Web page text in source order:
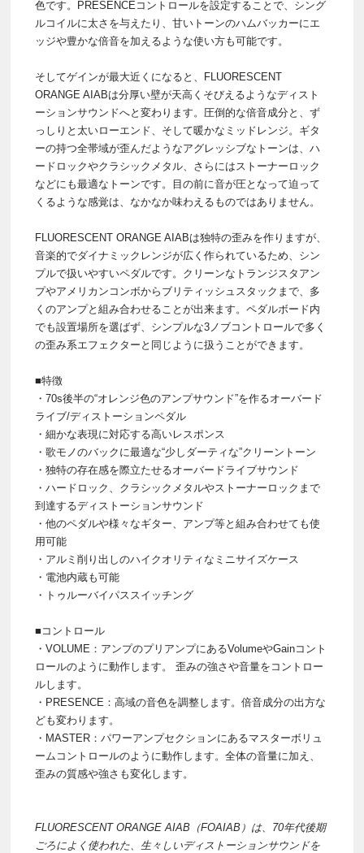
色です。PRESENCEコントロールを設定することで、シング
ルコイルに太さを与えたり、甘いトーンのハムバッカーにエ
ッジや豊かな倍音を加えるような使い方も可能です。
そしてゲインが最大近くになると、FLUORESCENT
ORANGE AIABは分厚い壁が天高くそびえるようなディスト
ーションサウンドへと変わります。圧倒的な倍音成分と、ず
っしりと太いローエンド、そして暖かなミッドレンジ。ギタ
ーの持つ全帯域が歪んだようなアグレッシブなトーンは、ハ
ードロックやクラシックメタル、さらにはストーナーロック
などにも最適なトーンです。目の前に音が圧となって迫って
くるような感覚は、なかなか味わえるものではありません。
FLUORESCENT ORANGE AIABは独特の歪みを作りますが、
音楽的でダイナミックレンジが広く作られているため、シン
プルで扱いやすいペダルです。クリーンなトランジスタアン
プやアメリカンコンボからブリティッシュスタックまで、多
くのアンプと組み合わせることが出来ます。ペダルボード内
でも設置場所を選ばず、シンプルな3ノブコントロールで多く
の歪み系エフェクターと同じように扱うことができます。
■特徴
・70s後半の“オレンジ色のアンプサウンド”を作るオーバード
ライブ/ディストーションペダル
・細かな表現に対応する高いレスポンス
・歌モノのバックに最適な“少しダーティな”クリーントーン
・独特の存在感を際立たせるオーバードライブサウンド
・ハードロック、クラシックメタルやストーナーロックまで
到達するディストーションサウンド
・他のペダルや様々なギター、アンプ等と組み合わせても使
用可能
・アルミ削り出しのハイクオリティなミニサイズケース
・電池内蔵も可能
・トゥルーバイパススイッチング
■コントロール
・VOLUME：アンプのプリアンプにあるVolumeやGainコント
ロールのように動作します。 歪みの強さや音量をコントロー
ルします。
・PRESENCE：高域の音色を調整します。倍音成分の出方な
ども変わります。
・MASTER：パワーアンプセクションにあるマスターボリュ
ームコントロールのように動作します。全体の音量に加え、
歪みの質感や強さも変化します。
FLUORESCENT ORANGE AIAB（FOAIAB）は、70年代後期
ごろによく使われた、生々しいディストーションサウンドを